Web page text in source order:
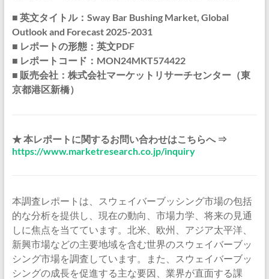
■ 英文タイトル：Sway Bar Bushing Market, Global
Outlook and Forecast 2025-2031
■ レポートの形態：英文PDF
■ レポートコード：MON24MKT574422
■ 販売会社：株式会社マーケットリサーチセンター（東
京都港区新橋）
★ 本レポートに関するお問い合わせはこちらへ ⇒
https://www.marketresearch.co.jp/inquiry
本調査レポートは、スウェイバーブッシング市場の包括
的な分析を提供し、現在の動向、市場力学、将来の見通
しに焦点を当てています。北米、欧州、アジア太平洋、
新興市場などの主要地域を含む世界のスウェイバーブッ
シング市場を調査しています。また、スウェイバーブッ
シングの成長を促進する主な要因、業界が直面する課